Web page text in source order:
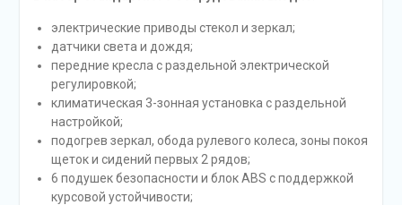
электрические приводы стекол и зеркал;
датчики света и дождя;
передние кресла с раздельной электрической
регулировкой;
климатическая 3-зонная установка с раздельной
настройкой;
подогрев зеркал, обода рулевого колеса, зоны покоя
щеток и сидений первых 2 рядов;
6 подушек безопасности и блок ABS с поддержкой
курсовой устойчивости;